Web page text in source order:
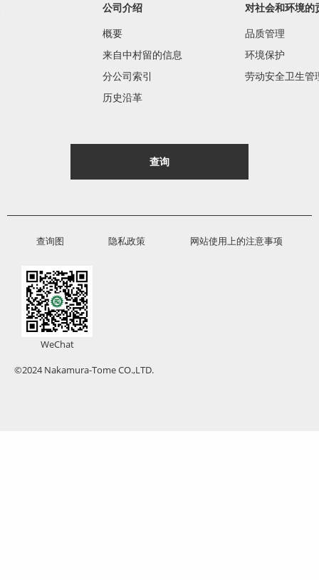
公司介绍
概要
来自中村留的信息
分公司索引
历史沿革
对社会和环境的
品质管理
环境保护
劳动安全卫生管
查询
查询图 隐私政策 网站使用上的注意事项
WeChat
©2024 Nakamura-Tome CO.,LTD.